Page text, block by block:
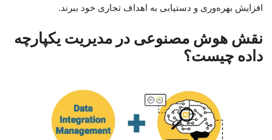
افزایش بهره‌وری و دستیابی به اهداف تجاری خود ببرند.
نقش هوش مصنوعی در مدیریت یکپارچه
داده چیست؟